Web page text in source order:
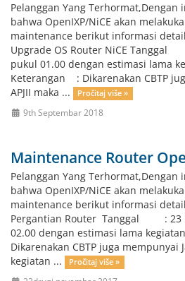
Pelanggan Yang
bahwa OpenIXP/NiCE akan
maintenance berikut informasi
Upgrade OS Router NiCE
pukul 01.00 dengan estimasi lama
Keterangan : Dikarenakan CBTP
APJII maka ...
Pročitaj više »
9th Septembar 2018
Maintenance Router
Pelanggan Yang
bahwa OpenIXP/NiCE akan
maintenance berikut informasi
Pergantian Router Tanggal : 23
02.00 dengan estimasi lama
Dikarenakan CBTP juga mempunyai
kegiatan ...
Pročitaj više »